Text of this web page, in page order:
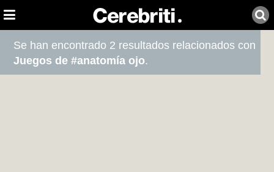
Se han encontrado 2 resultados relacionados con
Juegos de #anatomía ojo.